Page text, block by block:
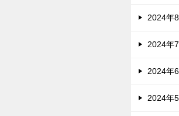
2024年
2024年
2024年
2024年